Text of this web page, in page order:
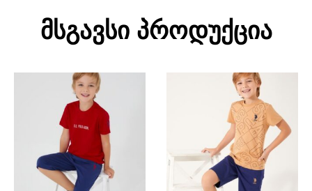
Მსგავსი Პროდუქცია